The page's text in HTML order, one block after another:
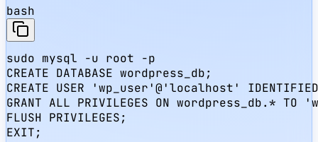
bash
sudo mysql -u root -p
CREATE DATABASE wordpress_db;
CREATE USER 'wp_user'@'localhost'
GRANT ALL PRIVILEGES ON wordpress_db.*
FLUSH PRIVILEGES;
EXIT;